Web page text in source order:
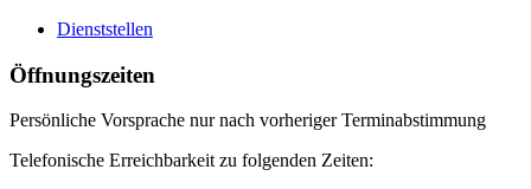
Dienststellen
Öffnungszeiten
Persönliche Vorsprache nur nach vorheriger Terminabstimmung
Telefonische Erreichbarkeit zu folgenden Zeiten: